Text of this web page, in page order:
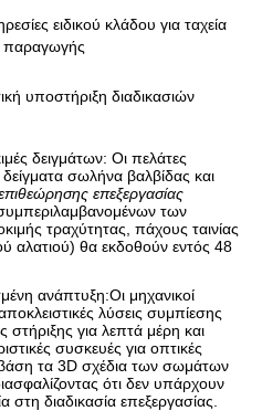
ειδικού κλάδου για ταχεία
παραγωγής
υποστήριξη διαδικασιών
δειγμάτων: Οι πελάτες
σωλήνα βαλβίδας και
επεξεργασίας
των
τραχύτητας, πάχους ταινίας
αλατιού) θα εκδοθούν εντός 48
ανάπτυξη:Οι μηχανικοί
λύσεις συμπίεσης
για λεπτά μέρη και
συσκευές για οπτικές
τα 3D σχέδια των σωμάτων
ότι δεν υπάρχουν
στη διαδικασία επεξεργασίας.